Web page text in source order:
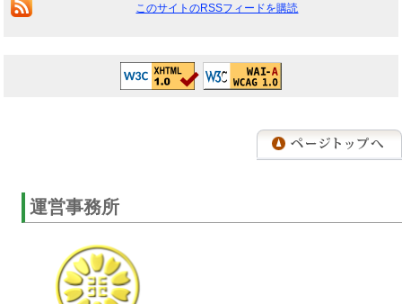
このサイトのRSSフィードを購読
運営事務所